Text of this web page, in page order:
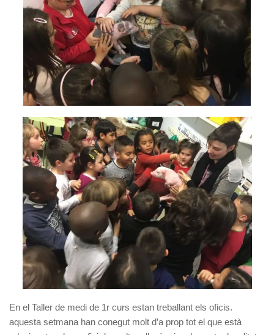
En el Taller de medi de 1r curs estan treballant els oficis.
aquesta setmana han conegut molt d’a prop tot el que està